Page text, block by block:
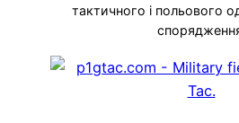
тактичного і польового